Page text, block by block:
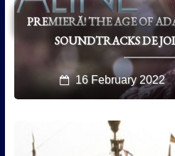
PREMIERĂ! THE AGE OF
SOUNDTRACKS DE
16 February 2022